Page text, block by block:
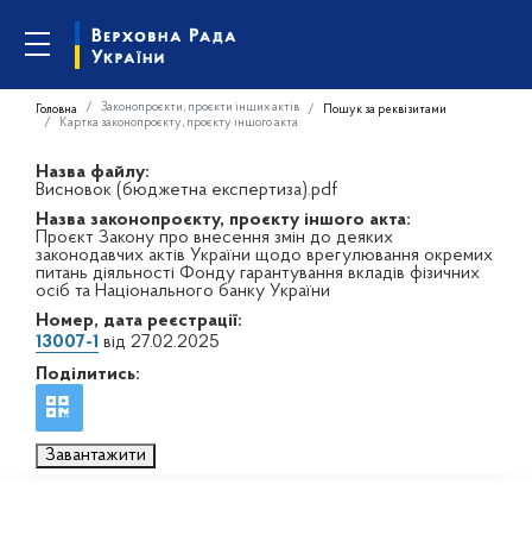
Головна Законопроєкти, проєкти інших актів
Пошук за реквізитами
Картка законопроєкту, проєкту іншого акта
Назва файлу:
Висновок (бюджетна експертиза).pdf
Назва законопроєкту, проєкту іншого акта:
Проєкт Закону про внесення змін до деяких
законодавчих актів України щодо врегулювання окремих
питань діяльності Фонду гарантування вкладів фізичних
осіб та Національного банку України
Номер, дата реєстрації:
13007-1 від 27.02.2025
Поділитись:
Завантажити